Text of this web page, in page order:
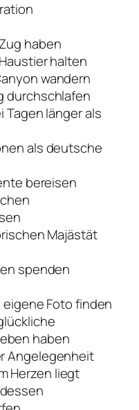
haben
halten
wandern
durchschlafen
Tagen länger als
als deutsche
bereisen
Majästät
spenden
eigene Foto finden
haben
Angelegenheit
Herzen liegt